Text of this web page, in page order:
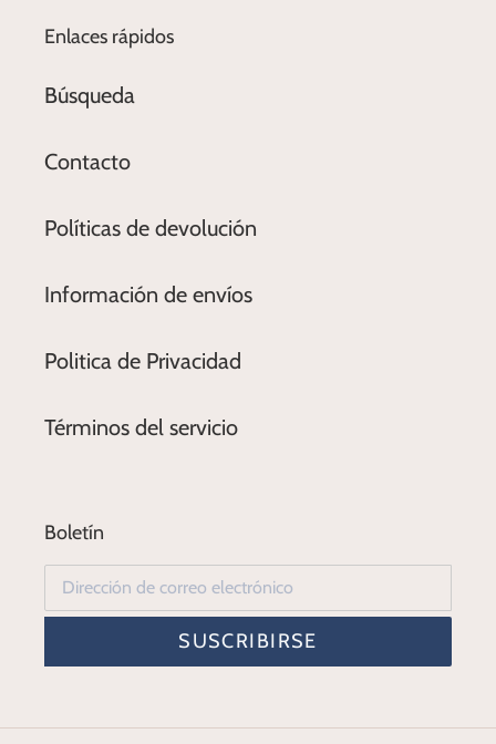
Enlaces rápidos
Búsqueda
Contacto
Políticas de devolución
Información de envíos
Politica de Privacidad
Términos del servicio
Boletín
SUSCRIBIRSE